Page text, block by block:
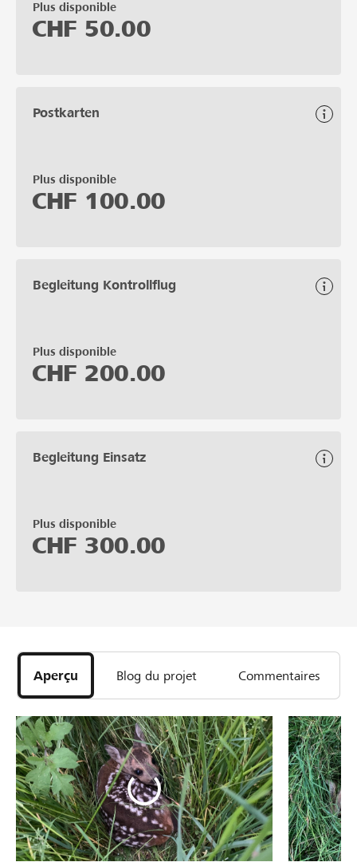
Plus disponible
CHF 50.00
Postkarten
Plus disponible
CHF 100.00
Begleitung Kontrollflug
Plus disponible
CHF 200.00
Begleitung Einsatz
Plus disponible
CHF 300.00
Aperçu Blog du projet Commentaires